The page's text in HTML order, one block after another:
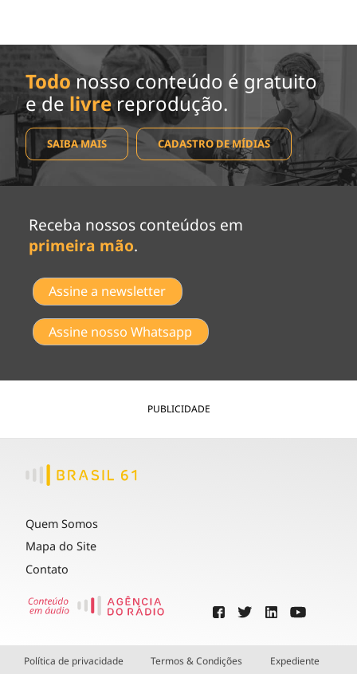
Todo nosso conteúdo é gratuito
e de livrereprodução.
SAIBA MAIS CADASTRO DE MÍDIAS
Receba nossos conteúdos em
primeira mão.
Assine a newsletter
Assine nosso Whatsapp
PUBLICIDADE
Quem Somos
Mapa do Site
Contato
Política de privacidade Termos & Condições Expediente